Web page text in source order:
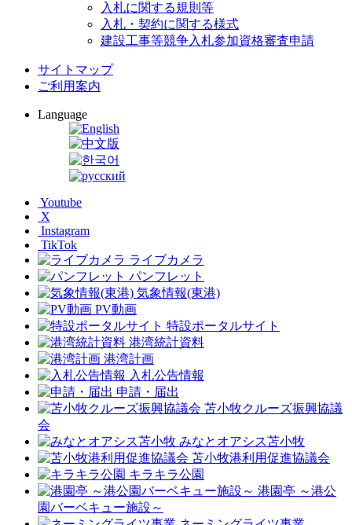
入札に関する規則等
入札・契約に関する様式
建設工事等競争入札参加資格審査申請
サイトマップ
ご利用案内
Language
Youtube
X
Instagram
TikTok
ライブカメラ
パンフレット
気象情報(東港)
PV動画
特設ポータルサイト
港湾統計資料
港湾計画
入札公告情報
申請・届出
苫小牧クルーズ振興協議
会
みなとオアシス苫小牧
苫小牧港利用促進協議会
キラキラ公園
港園亭 ～港公
園バーベキュー施設～